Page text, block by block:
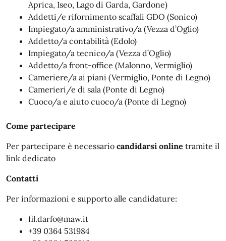
Aprica, Iseo, Lago di Garda, Gardone)
Addetti/e rifornimento scaffali GDO (Sonico)
Impiegato/a amministrativo/a (Vezza d’Oglio)
Addetto/a contabilità (Edolo)
Impiegato/a tecnico/a (Vezza d’Oglio)
Addetto/a front-office (Malonno, Vermiglio)
Cameriere/a ai piani (Vermiglio, Ponte di Legno)
Camerieri/e di sala (Ponte di Legno)
Cuoco/a e aiuto cuoco/a (Ponte di Legno)
Come partecipare
Per partecipare è necessario candidarsi online tramite il
link dedicato
Contatti
Per informazioni e supporto alle candidature:
fil.darfo@maw.it
+39 0364 531984